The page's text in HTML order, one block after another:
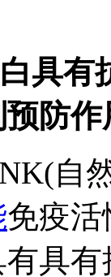
具有
防作
自
免疫
具